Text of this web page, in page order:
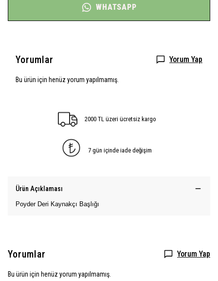
WHATSAPP
Yorumlar Yorum Yap
Bu ürün için henüz yorum yapılmamış.
2000 TL üzeri ücretsiz kargo
7 gün içinde iade değişim
Ürün Açıklaması
Poyder Deri Kaynakçı Başlığı
Yorumlar Yorum Yap
Bu ürün için henüz yorum yapılmamış.